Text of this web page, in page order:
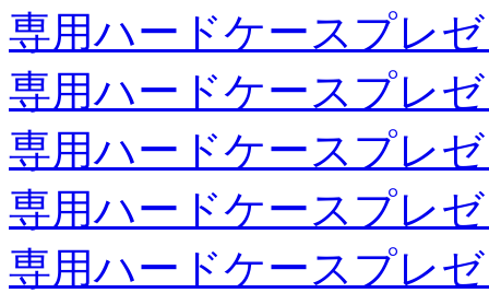
専用ハードケースプレ
専用ハードケースプレ
専用ハードケースプレ
専用ハードケースプレ
専用ハードケースプレ